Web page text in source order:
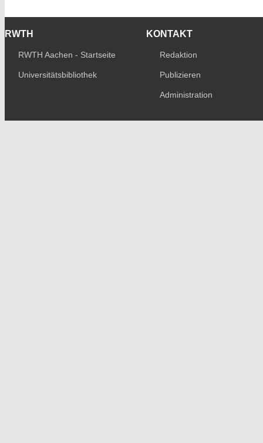
RWTH
RWTH Aachen - Startseite
Universitätsbibliothek
KONTAKT
Redaktion
Publizieren
Administration